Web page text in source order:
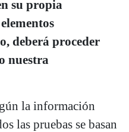
su propia
deberá proceder
nuestra
la información
las pruebas se basan